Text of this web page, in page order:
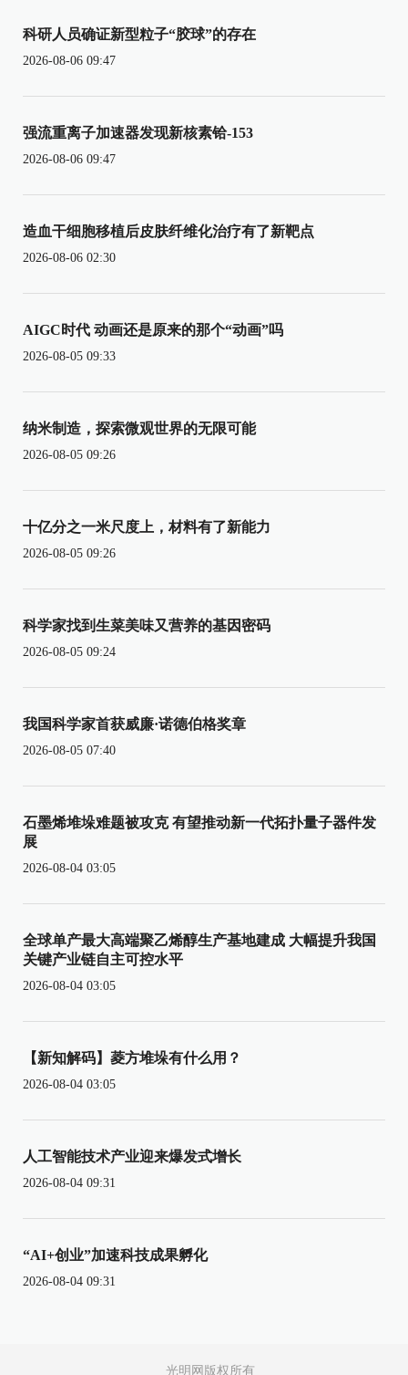
科研人员确证新型粒子“胶球”的存在
2026-08-06 09:47
强流重离子加速器发现新核素铪-153
2026-08-06 09:47
造血干细胞移植后皮肤纤维化治疗有了新靶点
2026-08-06 02:30
AIGC时代 动画还是原来的那个“动画”吗
2026-08-05 09:33
纳米制造，探索微观世界的无限可能
2026-08-05 09:26
十亿分之一米尺度上，材料有了新能力
2026-08-05 09:26
科学家找到生菜美味又营养的基因密码
2026-08-05 09:24
我国科学家首获威廉·诺德伯格奖章
2026-08-05 07:40
石墨烯堆垛难题被攻克 有望推动新一代拓扑量子器件发
展
2026-08-04 03:05
全球单产最大高端聚乙烯醇生产基地建成 大幅提升我国
关键产业链自主可控水平
2026-08-04 03:05
【新知解码】菱方堆垛有什么用？
2026-08-04 03:05
人工智能技术产业迎来爆发式增长
2026-08-04 09:31
“AI+创业”加速科技成果孵化
2026-08-04 09:31
光明网版权所有